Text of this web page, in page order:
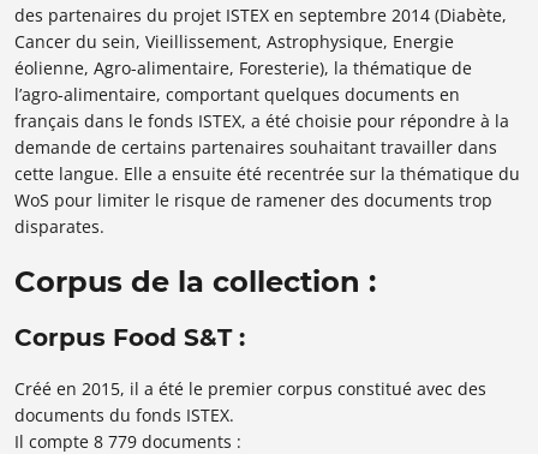
des partenaires du projet ISTEX en septembre 2014 (Diabète,
Cancer du sein, Vieillissement, Astrophysique, Energie
éolienne, Agro-alimentaire, Foresterie), la thématique de
l’agro-alimentaire, comportant quelques documents en
français dans le fonds ISTEX, a été choisie pour répondre à la
demande de certains partenaires souhaitant travailler dans
cette langue. Elle a ensuite été recentrée sur la thématique du
WoS pour limiter le risque de ramener des documents trop
disparates.
Corpus de la collection :
Corpus Food S&T :
Créé en 2015, il a été le premier corpus constitué avec des
documents du fonds ISTEX.
Il compte 8 779 documents :